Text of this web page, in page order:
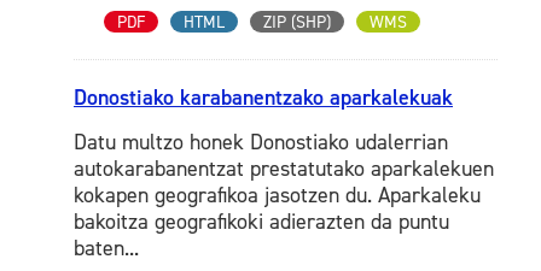
PDF HTML ZIP (SHP) WMS
Donostiako karabanentzako aparkalekuak
Datu multzo honek Donostiako udalerrian
autokarabanentzat prestatutako aparkalekuen
kokapen geografikoa jasotzen du. Aparkaleku
bakoitza geografikoki adierazten da puntu
baten...